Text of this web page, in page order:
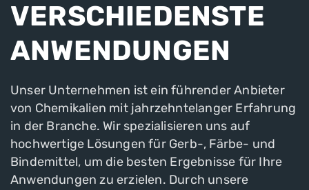
VERSCHIEDENSTE
ANWENDUNGEN
Unser Unternehmen ist ein führender Anbieter
von Chemikalien mit jahrzehntelanger Erfahrung
in der Branche. Wir spezialisieren uns auf
hochwertige Lösungen für Gerb-, Färbe- und
Bindemittel, um die besten Ergebnisse für Ihre
Anwendungen zu erzielen. Durch unsere